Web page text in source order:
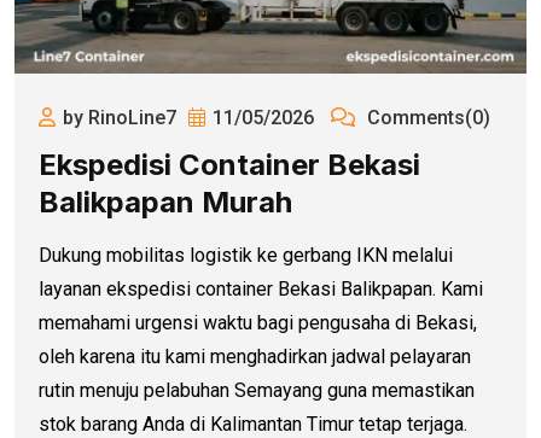
by RinoLine7 11/05/2026 Comments(0)
Ekspedisi Container Bekasi
Balikpapan Murah
Dukung mobilitas logistik ke gerbang IKN melalui
layanan ekspedisi container Bekasi Balikpapan. Kami
memahami urgensi waktu bagi pengusaha di Bekasi,
oleh karena itu kami menghadirkan jadwal pelayaran
rutin menuju pelabuhan Semayang guna memastikan
stok barang Anda di Kalimantan Timur tetap terjaga.